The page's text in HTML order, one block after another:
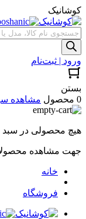
کوشانیک
جستجوی
محصولات
ورود | ثبت‌نام
بستن
0 محصول
مشاهده
هیچ محصولی در سبد
جهت مشاهده
خانه
فروشگاه